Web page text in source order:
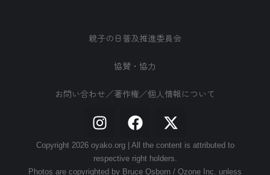
親子の日普及推進委員会
協賛・協力
お問い合わせ／著作権／個人情報について
Copyright 2026 oyako.org | All the content is attributed to
respective right holders.
Photos are copyrighted by Bruce Osborn / Ozone Inc. unless